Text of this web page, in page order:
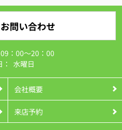
問い合わせ
09：00～20：00
水曜日
会社概要
来店予約